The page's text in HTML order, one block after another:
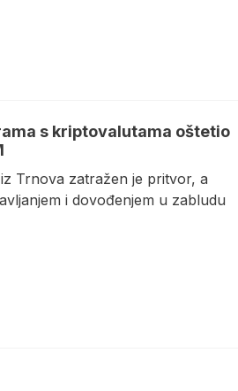
s kriptovalutama oštetio
Trnova zatražen je pritvor, a
i dovođenjem u zabludu